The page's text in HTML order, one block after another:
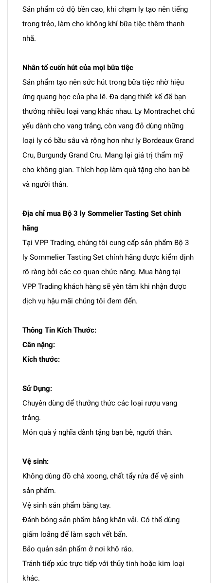
Sản phẩm có độ bền cao, khi chạm ly tạo nên tiếng
trong trẻo, làm cho không khí bữa tiệc thêm thanh
nhã.
Nhân tố cuốn hút của mọi bữa tiệc
Sản phẩm tạo nên sức hút trong bữa tiệc nhờ hiệu
ứng quang học của pha lê. Đa dạng thiết kế để bạn
thưởng nhiều loại vang khác nhau. Ly Montrachet chủ
yếu dành cho vang trắng, còn vang đỏ dùng những
loại ly có bầu sâu và rộng hơn như ly Bordeaux Grand
Cru, Burgundy Grand Cru. Mang lại giá trị thẩm mỹ
cho không gian. Thích hợp làm quà tặng cho bạn bè
và người thân.
Địa chỉ mua Bộ 3 ly Sommelier Tasting Set chính
hãng
Tại VPP Trading, chúng tôi cung cấp sản phẩm Bộ 3
ly Sommelier Tasting Set chính hãng được kiểm định
rõ ràng bởi các cơ quan chức năng. Mua hàng tại
VPP Trading khách hàng sẽ yên tâm khi nhận được
dịch vụ hậu mãi chúng tôi đem đến.
Thông Tin Kích Thước:
Cân nặng:
Kích thước:
Sử Dụng:
Chuyên dùng để thưởng thức các loại rượu vang
trắng.
Món quà ý nghĩa dành tặng bạn bè, người thân.
Vệ sinh:
Không dùng đồ chà xoong, chất tẩy rửa để vệ sinh
sản phẩm.
Vệ sinh sản phẩm bằng tay.
Đánh bóng sản phẩm bằng khăn vải. Có thể dùng
giấm loãng để làm sạch vết bẩn.
Bảo quản sản phẩm ở nơi khô ráo.
Tránh tiếp xúc trực tiếp với thủy tinh hoặc kim loại
khác.